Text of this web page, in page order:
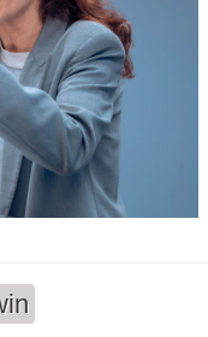
muerte se impone en